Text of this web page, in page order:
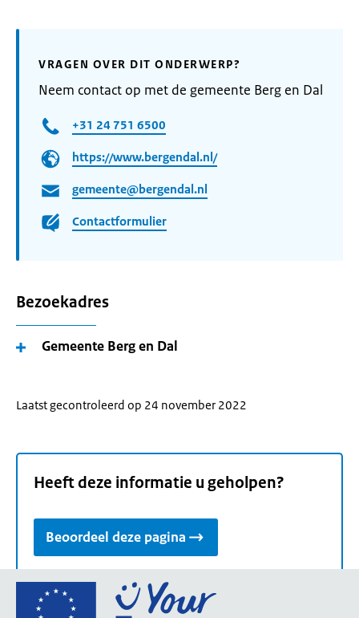
VRAGEN OVER DIT ONDERWERP?
Neem contact op met de gemeente Berg en Dal
+31 24 751 6500
https://www.bergendal.nl/
gemeente@bergendal.nl
Contactformulier
Bezoekadres
Gemeente Berg en Dal
Laatst gecontroleerd op 24 november 2022
Heeft deze informatie u geholpen?
Beoordeel deze pagina
Ga